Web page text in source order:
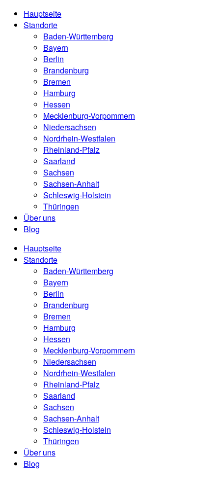
Hauptseite
Standorte
Baden-Württemberg
Bayern
Berlin
Brandenburg
Bremen
Hamburg
Hessen
Mecklenburg-Vorpommern
Niedersachsen
Nordrhein-Westfalen
Rheinland-Pfalz
Saarland
Sachsen
Sachsen-Anhalt
Schleswig-Holstein
Thüringen
Über uns
Blog
Hauptseite
Standorte
Baden-Württemberg
Bayern
Berlin
Brandenburg
Bremen
Hamburg
Hessen
Mecklenburg-Vorpommern
Niedersachsen
Nordrhein-Westfalen
Rheinland-Pfalz
Saarland
Sachsen
Sachsen-Anhalt
Schleswig-Holstein
Thüringen
Über uns
Blog